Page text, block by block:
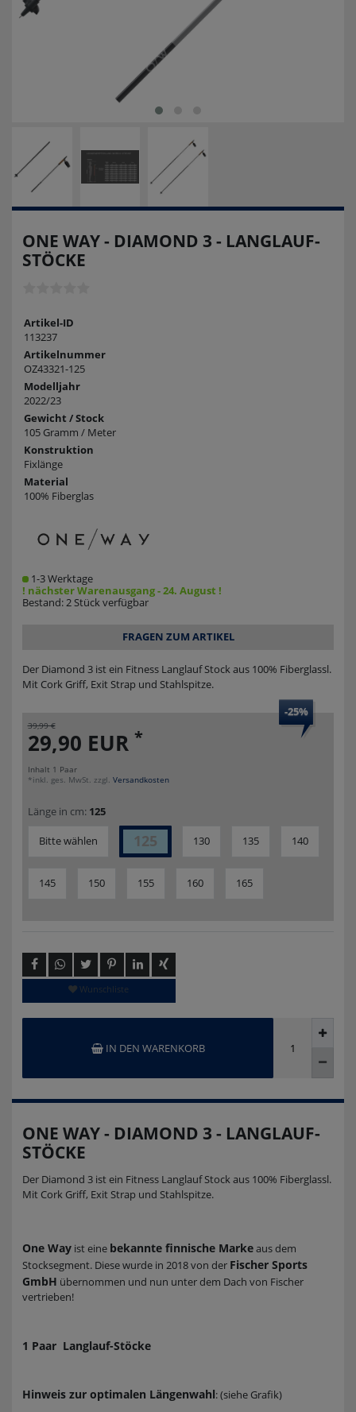
ONE WAY - DIAMOND 3 - LANGLAUF-
STÖCKE
Artikel-ID
113237
Artikelnummer
OZ43321-125
Modelljahr
2022/23
Gewicht / Stock
105 Gramm / Meter
Konstruktion
Fixlänge
Material
100% Fiberglas
1-3 Werktage
! nächster Warenausgang - 24. August !
Bestand: 2 Stück verfügbar
FRAGEN ZUM ARTIKEL
Der Diamond 3 ist ein Fitness Langlauf Stock aus 100% Fiberglassl.
Mit Cork Griff, Exit Strap und Stahlspitze.
-25%
39,99 €
29,90 EUR *
Inhalt 1 Paar
*inkl. ges. MwSt. zzgl. Versandkosten
Länge in cm: 125
Bitte wählen 125 130 135 140
145 150 155 160 165
Wunschliste
IN DEN WARENKORB
ONE WAY - DIAMOND 3 - LANGLAUF-
STÖCKE
Der Diamond 3 ist ein Fitness Langlauf Stock aus 100% Fiberglassl.
Mit Cork Griff, Exit Strap und Stahlspitze.
One Way ist eine bekannte finnische Markeaus dem
Stocksegment. Diese wurde in 2018 von der Fischer Sports
GmbH übernommen und nun unter dem Dach von Fischer
vertrieben!
1 Paar Langlauf-Stöcke
Hinweis zur optimalen Längenwahl: (siehe Grafik)